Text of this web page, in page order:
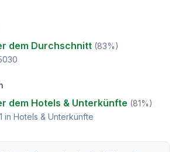
dem Durchschnitt (83%)
dem Hotels & Unterkünfte (81%)
in Hotels & Unterkünfte